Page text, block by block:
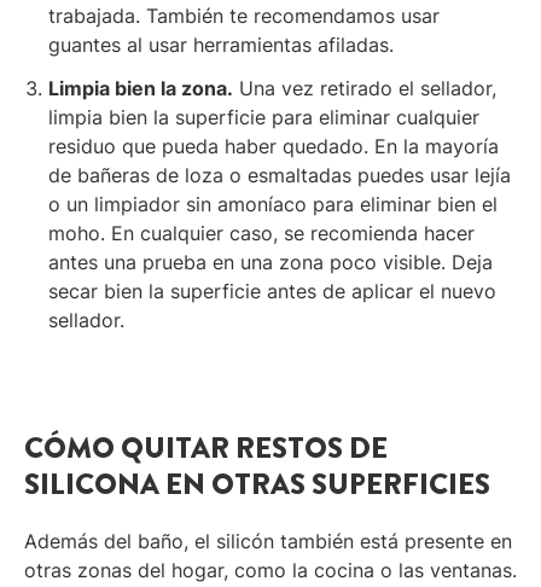
trabajada. También te recomendamos usar
guantes al usar herramientas afiladas.
Limpia bien la zona. Una vez retirado el sellador,
limpia bien la superficie para eliminar cualquier
residuo que pueda haber quedado. En la mayoría
de bañeras de loza o esmaltadas puedes usar lejía
o un limpiador sin amoníaco para eliminar bien el
moho. En cualquier caso, se recomienda hacer
antes una prueba en una zona poco visible. Deja
secar bien la superficie antes de aplicar el nuevo
sellador.
CÓMO QUITAR RESTOS DE
SILICONA EN OTRAS SUPERFICIES
Además del baño, el silicón también está presente en
otras zonas del hogar, como la cocina o las ventanas.